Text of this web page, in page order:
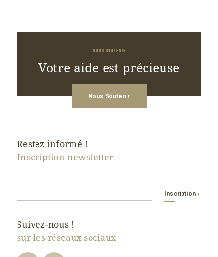
NOUS SOUTENIR
Votre aide est précieuse
Nous Soutenir
Restez informé !
Inscription newsletter
Email *
Inscription ›
Suivez-nous !
sur les réseaux sociaux